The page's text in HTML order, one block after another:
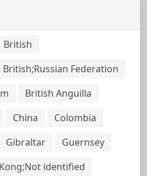
British
British;Russian Federation
British Anguilla
China
Colombia
Gibraltar
Guernsey
identified